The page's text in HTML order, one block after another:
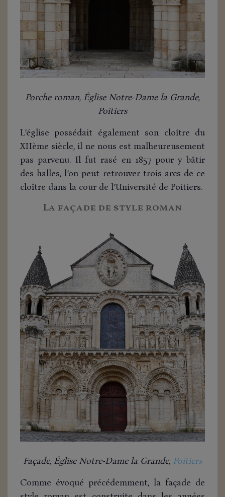
Porche roman, Église Notre-Dame la Grande,
Poitiers
L’église possédait également son cloître du
XIIème siècle, il ne nous est malheureusement
pas parvenu. Il fut rasé en 1857 pour y bâtir
des halles, l’on peut retrouver trois arcs de ce
cloître dans la cour de l’Université de Poitiers.
La façade de style roman
Façade, Église Notre-Dame la Grande, Poitiers
Comme évoqué précédemment, la façade de